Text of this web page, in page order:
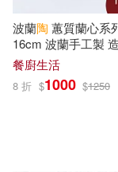
許正典(18)
黃遠燕(18)
（美）瑪麗
北京科學技
臉譜(58)
波蘭陶 蕙質蘭心系
16cm 波蘭手工製
盤 菜盤 水果盤 沙拉
餐廚生活
8 折 $1000 $1250